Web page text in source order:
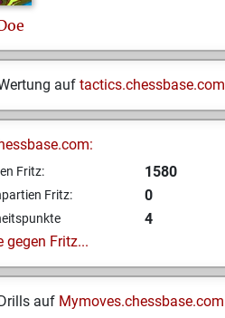
auf tactics.chessbase.com
Fritz: 1580
Fritz: 0
4
gegen Fritz...
auf Mymoves.chessbase.com